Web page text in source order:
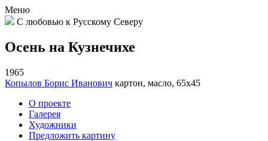
Меню
С любовью к Русскому Северу
Осень на Кузнечихе
1965
Копылов Борис Иванович картон, масло, 65х45
О проекте
Галерея
Художники
Предложить картину